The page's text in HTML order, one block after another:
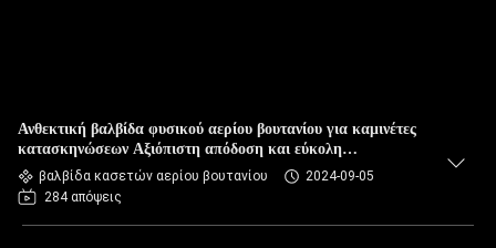
Ανθεκτική βαλβίδα φυσικού αερίου βουτανίου για καμινέτες
κατασκηνώσεων Αξιόπιστη απόδοση και εύκολη
εγκατάσταση
βαλβίδα κασετών αερίου βουτανίου
2024-09-05
284 απόψεις